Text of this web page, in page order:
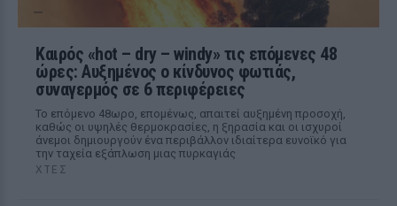
Καιρός «hot – dry – windy» τις επόμενες 48
ώρες: Αυξημένος ο κίνδυνος φωτιάς,
συναγερμός σε 6 περιφέρειες
Το επόμενο 48ωρο, επομένως, απαιτεί αυξημένη προσοχή,
καθώς οι υψηλές θερμοκρασίες, η ξηρασία και οι ισχυροί
άνεμοι δημιουργούν ένα περιβάλλον ιδιαίτερα ευνοϊκό για
την ταχεία εξάπλωση μιας πυρκαγιάς
ΧΤΕΣ